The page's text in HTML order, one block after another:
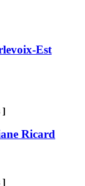
Est
]
Ricard
]